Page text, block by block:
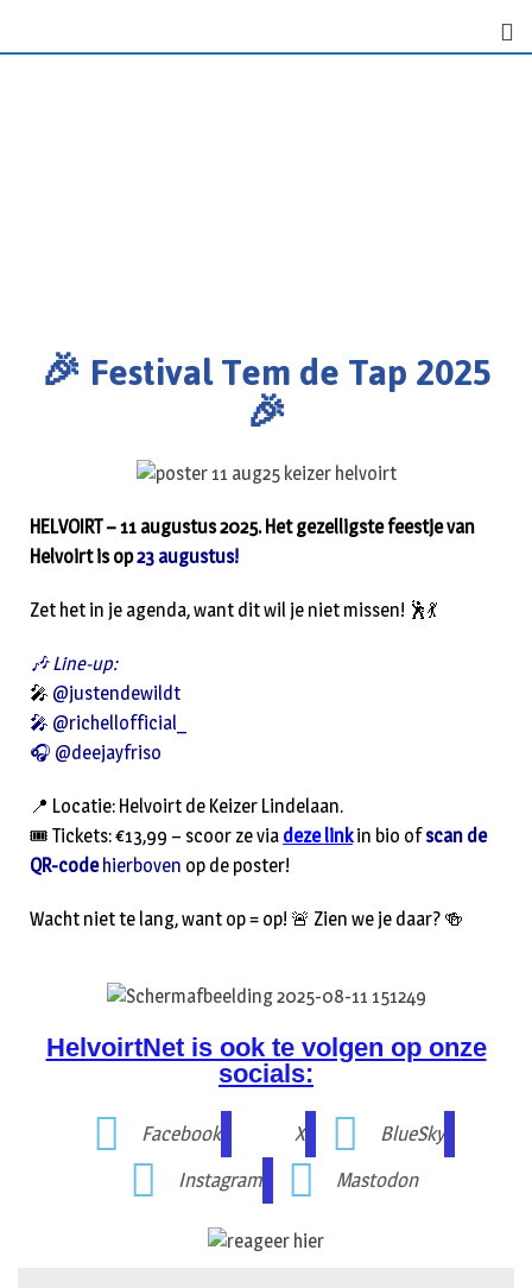
🎉 Festival Tem de Tap 2025
🎉
HELVOIRT – 11 augustus 2025. Het gezelligste feestje van
Helvoirt is op23 augustus!
Zet het in je agenda, want dit wil je niet missen! 🕺💃
🎶 Line-up:
🎤 @justendewildt
🎤 @richellofficial_
🎧 @deejayfriso
📍 Locatie: Helvoirt de Keizer Lindelaan.
🎟️ Tickets: €13,99 – scoor ze via deze linkin bio ofscan de
QR-codehierboven op de poster!
Wacht niet te lang, want op = op! 🚨 Zien we je daar? 🍻
HelvoirtNet is ook te volgen op onze
socials:
Facebook X
BlueSky
Instagram
Mastodon